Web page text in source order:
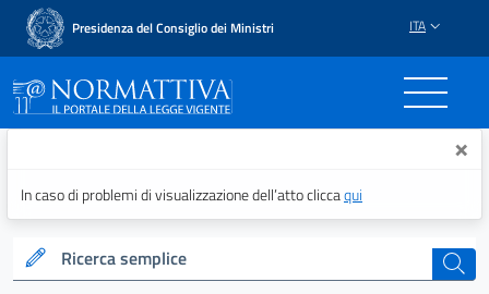
Presidenza del Consiglio dei Ministri ITA
Normattiva - Il portale ×
In caso di problemi di visualizzazione dell’atto cliccaqui
Ricerca semplice cerca